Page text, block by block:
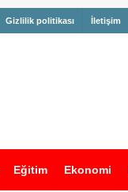
Gizlilik politikası İletişim
Eğitim Ekonomi